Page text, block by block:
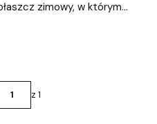
zimowy, w którym
z 1